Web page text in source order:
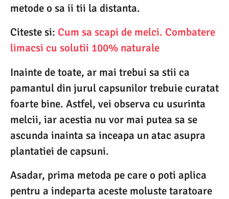
metode o sa ii tii la distanta.
Citeste si: Cum sa scapi de melci. Combatere
limacsi cu solutii 100% naturale
Inainte de toate, ar mai trebui sa stii ca
pamantul din jurul capsunilor trebuie curatat
foarte bine. Astfel, vei observa cu usurinta
melcii, iar acestia nu vor mai putea sa se
ascunda inainta sa inceapa un atac asupra
plantatiei de capsuni.
Asadar, prima metoda pe care o poti aplica
pentru a indeparta aceste moluste taratoare